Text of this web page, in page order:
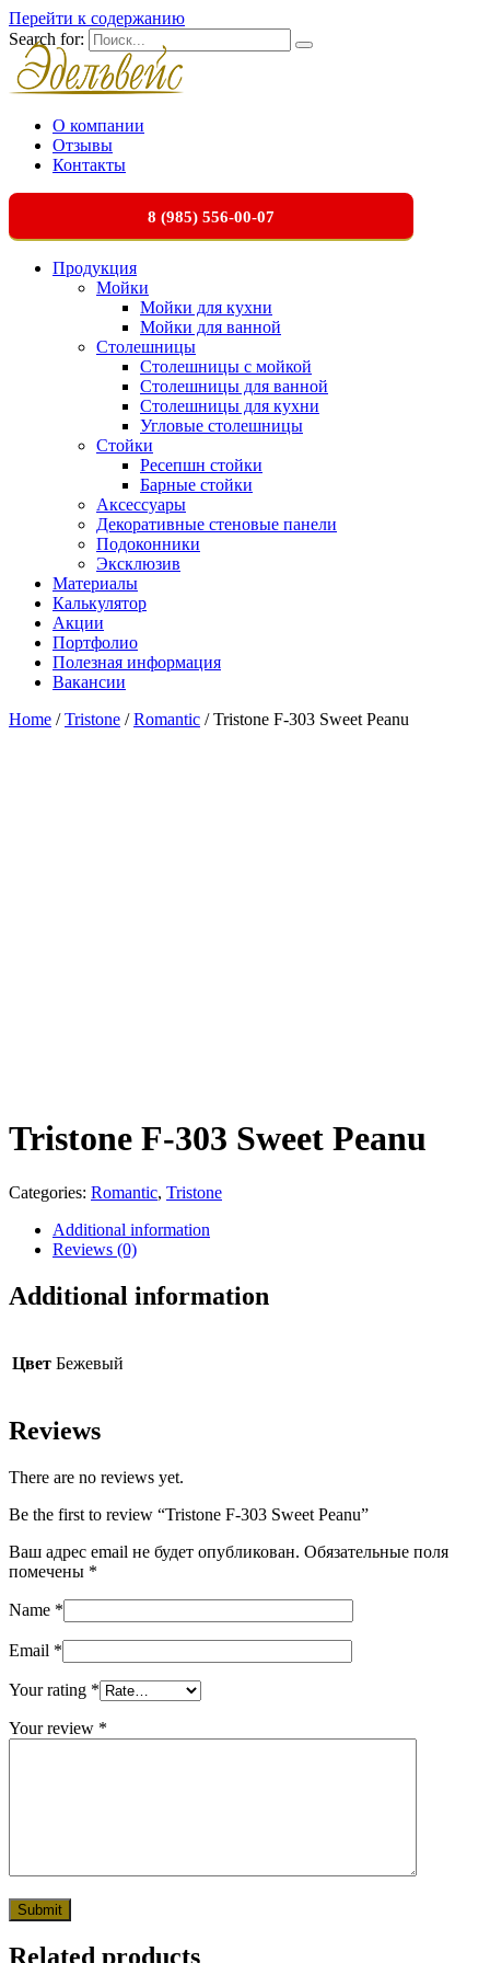
Перейти к содержанию
Search for:
О компании
Отзывы
Контакты
8 (985) 556-00-07
Продукция
Мойки
Мойки для кухни
Мойки для ванной
Столешницы
Столешницы с мойкой
Столешницы для ванной
Столешницы для кухни
Угловые столешницы
Стойки
Ресепшн стойки
Барные стойки
Аксессуары
Декоративные стеновые панели
Подоконники
Эксклюзив
Материалы
Калькулятор
Акции
Портфолио
Полезная информация
Вакансии
Home /Tristone /Romantic / Tristone F-303 Sweet Peanu
Tristone F-303 Sweet Peanu
Categories: Romantic, Tristone
Additional information
Reviews (0)
Additional information
Цвет Бежевый
Reviews
There are no reviews yet.
Be the first to review “Tristone F-303 Sweet Peanu”
Ваш адрес email не будет опубликован. Обязательные поля
помечены *
Name *
Email *
Your rating *
Your review *
Related products